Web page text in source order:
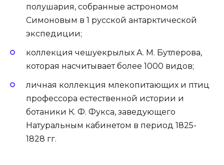
полушария, собранные астрономом
Симоновым в 1 русской антарктической
экспедиции;
коллекция чешуекрылых А. М. Бутлерова,
которая насчитывает более 1000 видов;
личная коллекция млекопитающих и птиц
профессора естественной истории и
ботаники К. Ф. Фукса, заведующего
Натуральным кабинетом в период 1825-
1828 гг.